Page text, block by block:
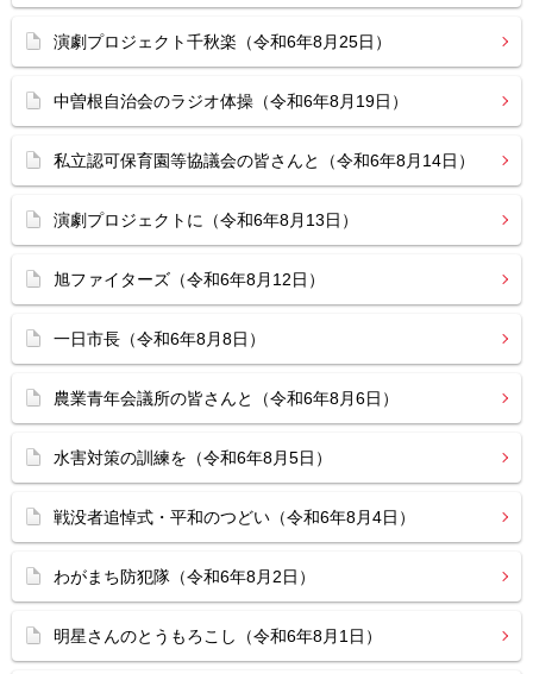
演劇プロジェクト千秋楽（令和6年8月25日）
中曽根自治会のラジオ体操（令和6年8月19日）
私立認可保育園等協議会の皆さんと（令和6年8月14日）
演劇プロジェクトに（令和6年8月13日）
旭ファイターズ（令和6年8月12日）
一日市長（令和6年8月8日）
農業青年会議所の皆さんと（令和6年8月6日）
水害対策の訓練を（令和6年8月5日）
戦没者追悼式・平和のつどい（令和6年8月4日）
わがまち防犯隊（令和6年8月2日）
明星さんのとうもろこし（令和6年8月1日）